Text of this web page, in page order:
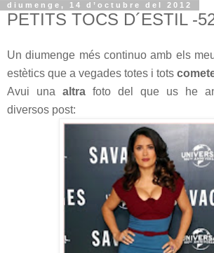
diumenge, 14 d’octubre del 2012
PETITS TOCS D´ESTIL -
Un diumenge més continuo amb els
estètics que a vegades totes i tots
Avui una altra foto del que us he
diversos post: